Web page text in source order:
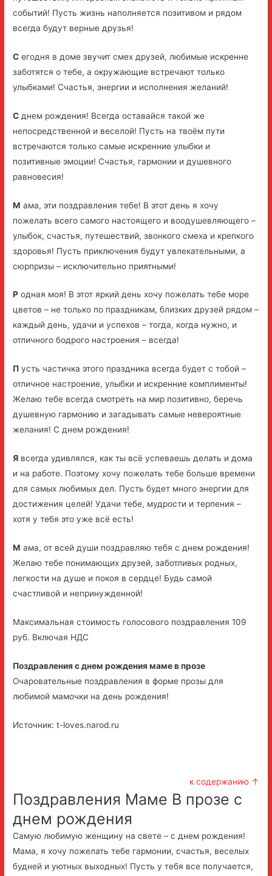
событий! Пусть жизнь наполняется позитивом и рядом
всегда будут верные друзья!
С егодня в доме звучит смех друзей, любимые искренне
заботятся о тебе, а окружающие встречают только
улыбками! Счастья, энергии и исполнения желаний!
С днем рождения! Всегда оставайся такой же
непосредственной и веселой! Пусть на твоём пути
встречаются только самые искренние улыбки и
позитивные эмоции! Счастья, гармонии и душевного
равновесия!
М ама, эти поздравления тебе! В этот день я хочу
пожелать всего самого настоящего и воодушевляющего –
улыбок, счастья, путешествий, звонкого смеха и крепкого
здоровья! Пусть приключения будут увлекательными, а
сюрпризы – исключительно приятными!
Р одная моя! В этот яркий день хочу пожелать тебе море
цветов – не только по праздникам, близких друзей рядом –
каждый день, удачи и успехов – тогда, когда нужно, и
отличного бодрого настроения – всегда!
П усть частичка этого праздника всегда будет с тобой –
отличное настроение, улыбки и искренние комплименты!
Желаю тебе всегда смотреть на мир позитивно, беречь
душевную гармонию и загадывать самые невероятные
желания! С днем рождения!
Я всегда удивлялся, как ты всё успеваешь делать и дома
и на работе. Поэтому хочу пожелать тебе больше времени
для самых любимых дел. Пусть будет много энергии для
достижения целей! Удачи тебе, мудрости и терпения –
хотя у тебя это уже всё есть!
М ама, от всей души поздравляю тебя с днем рождения!
Желаю тебе понимающих друзей, заботливых родных,
легкости на душе и покоя в сердце! Будь самой
счастливой и непринужденной!
Максимальная стоимость голосового поздравления 109
руб. Включая НДС
Поздравления с днем рождения маме в прозе
Очаровательные поздравления в форме прозы для
любимой мамочки на день рождения!
Источник: t-loves.narod.ru
к содержанию ↑
Поздравления Маме В прозе с
днем рождения
Самую любимую женщину на свете – с днем рождения!
Мама, я хочу пожелать тебе гармонии, счастья, веселых
будней и уютных выходных! Пусть у тебя все получается,